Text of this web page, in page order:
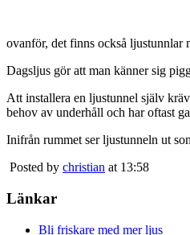
ovanför, det finns också ljustunnlar
Dagsljus gör att man känner sig
Att installera en ljustunnel själv
behov av underhåll och har oftast
Inifrån rummet ser ljustunneln ut
Posted by christian at 13:58
Länkar
Bli friskare med mer ljus